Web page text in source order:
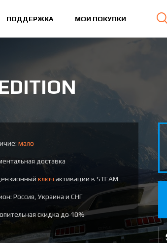
ПОДДЕРЖКА МОИ ПОКУПКИ
мало
доставка
ключ активации в STEAM
Россия, Украина и СНГ
скидка до 10%